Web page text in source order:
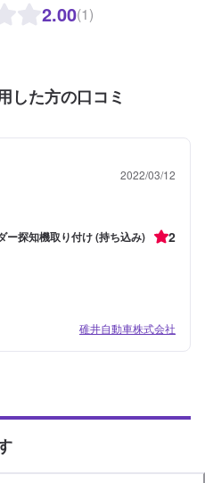
2.00(1)
した方の口コミ
2022/03/12
ー探知機取り付け (持ち込み) 2
碓井自動車株式会社